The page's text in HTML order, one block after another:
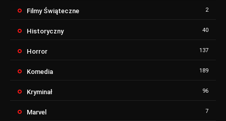
Filmy Świąteczne 2
Historyczny 40
Horror 137
Komedia 189
Kryminał 96
Marvel 7